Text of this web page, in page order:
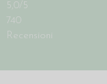
5,0 /5
740
Recensioni